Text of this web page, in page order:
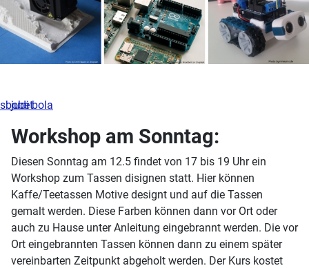
sbobet
Workshop am Sonntag:
Diesen Sonntag am 12.5 findet von 17 bis 19 Uhr ein
Workshop zum Tassen disignen statt. Hier können
Kaffe/Teetassen Motive designt und auf die Tassen
gemalt werden. Diese Farben können dann vor Ort oder
auch zu Hause unter Anleitung eingebrannt werden. Die vor
Ort eingebrannten Tassen können dann zu einem später
vereinbarten Zeitpunkt abgeholt werden. Der Kurs kostet
judi bola